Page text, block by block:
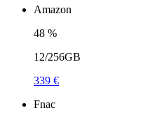
Amazon
48 %
12/256GB
339 €
Fnac